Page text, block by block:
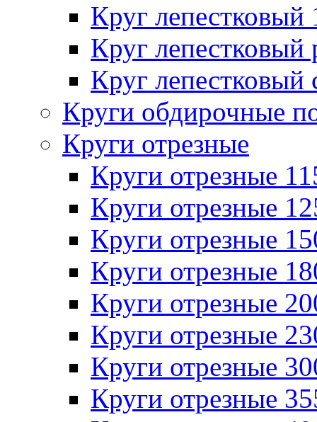
Круг
Круг лепестковый
Круг лепестковый
Круги обдирочные
Круги отрезные
Круги отрезные
Круги отрезные
Круги отрезные
Круги отрезные
Круги отрезные
Круги отрезные
Круги отрезные
Круги отрезные